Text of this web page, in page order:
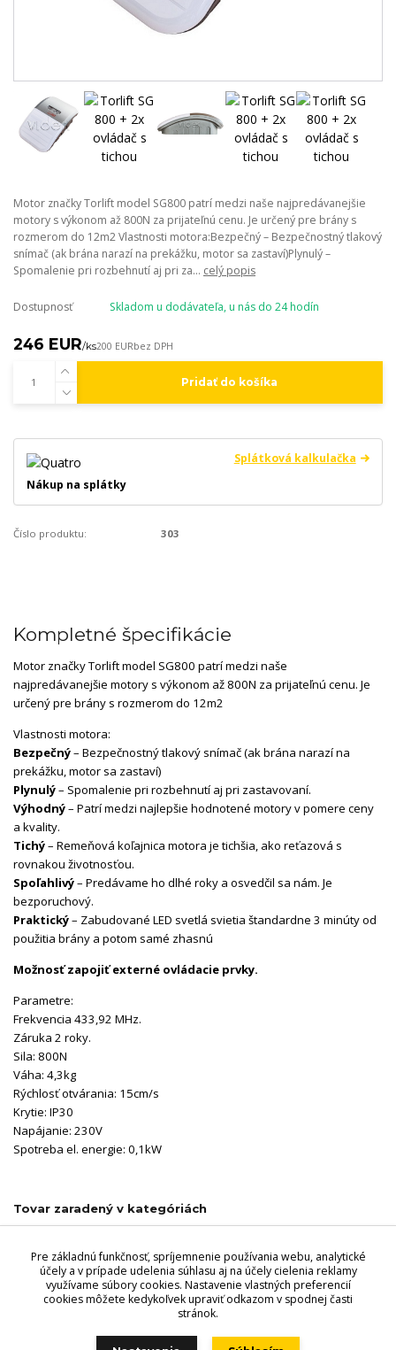
Motor značky Torlift model SG800 patrí medzi naše najpredávanejšie
motory s výkonom až 800N za prijateľnú cenu. Je určený pre brány s
rozmerom do 12m2 Vlastnosti motora:Bezpečný – Bezpečnostný tlakový
snímač (ak brána narazí na prekážku, motor sa zastaví)Plynulý –
Spomalenie pri rozbehnutí aj pri za... celý popis
Dostupnosť Skladom u dodávateľa, u nás do 24 hodín
246 EUR/ks200 EURbez DPH
Pridať do košíka
Splátková kalkulačka
Nákup na splátky
Číslo produktu: 303
Kompletné špecifikácie
Motor značky Torlift model SG800 patrí medzi naše
najpredávanejšie motory s výkonom až 800N za prijateľnú cenu. Je
určený pre brány s rozmerom do 12m2
Vlastnosti motora:
Bezpečný– Bezpečnostný tlakový snímač (ak brána narazí na
prekážku, motor sa zastaví)
Plynulý– Spomalenie pri rozbehnutí aj pri zastavovaní.
Výhodný– Patrí medzi najlepšie hodnotené motory v pomere ceny
a kvality.
Tichý– Remeňová koľajnica motora je tichšia, ako reťazová s
rovnakou životnosťou.
Spoľahlivý– Predávame ho dlhé roky a osvedčil sa nám. Je
bezporuchový.
Praktický– Zabudované LED svetlá svietia štandardne 3 minúty od
použitia brány a potom samé zhasnú
Možnosť zapojiť externé ovládacie prvky.
Parametre:
Frekvencia 433,92 MHz.
Záruka 2 roky.
Sila: 800N
Váha: 4,3kg
Rýchlosť otvárania: 15cm/s
Krytie: IP30
Napájanie: 230V
Spotreba el. energie: 0,1kW
Tovar zaradený v kategóriách
Pohony garážových brán Torlift
Videri s.r.o., Lúčna 32, 900 01 Modra. Predajňa - Štefánikova 69,
900 01 Modra, Tel.: +421 949 353 848, +421 944 045 358,
Pre základnú funkčnosť, spríjemnenie používania webu, analytické
účely a v prípade udelenia súhlasu aj na účely cielenia reklamy
využívame súbory cookies. Nastavenie vlastných preferencií
cookies môžete kedykoľvek upraviť odkazom v spodnej časti
stránok.